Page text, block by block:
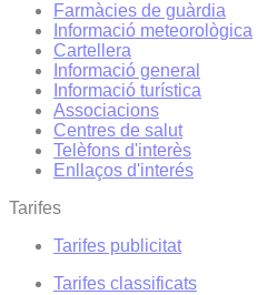
Farmàcies de guàrdia
Informació meteorològica
Cartellera
Informació general
Informació turística
Associacions
Centres de salut
Telèfons d'interès
Enllaços d'interés
Tarifes
Tarifes publicitat
Tarifes classificats